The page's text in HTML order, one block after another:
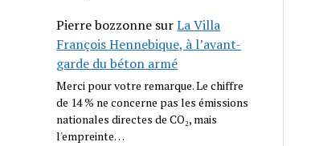
Pierre bozzonne surLa Villa
François Hennebique, à l’avant-
garde du béton armé
Merci pour votre remarque. Le chiffre
de 14 % ne concerne pas les émissions
nationales directes de CO₂, mais
l'empreinte…